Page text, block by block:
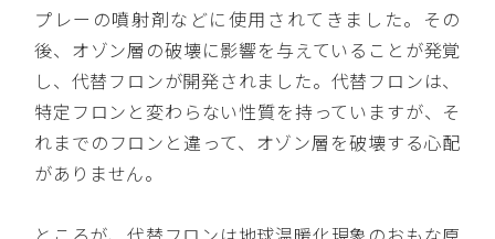
プレーの噴射剤などに使用されてきました。その
後、オゾン層の破壊に影響を与えていることが発覚
し、代替フロンが開発されました。代替フロンは、
特定フロンと変わらない性質を持っていますが、そ
れまでのフロンと違って、オゾン層を破壊する心配
がありません。